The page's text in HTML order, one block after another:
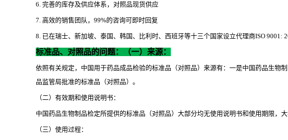
6. 完善的库存及供应体系，对照品现货供应
7. 高效的销售团队，99%的咨询可即时回复
8. 已在瑞士、新加坡、泰国、韩国、比利时、西班牙等十三个国家设立代理商ISO 9001:
标准品、对照品的问题：（一）来源：
依照有关规定，中国用于药品成品检验的标准品（对照品）来源有：一是中国药品生
品监管局批准的标准品（对照品）。
（二）有效期和使用说明书：
中国药品生物制品检定所提供的标准品（对照品）大部分均无使用说明书和使用期限，
（三）使用过程：